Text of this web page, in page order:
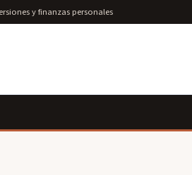
y finanzas personales